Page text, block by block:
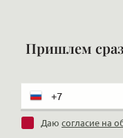
Пришлем
Даю согласие на